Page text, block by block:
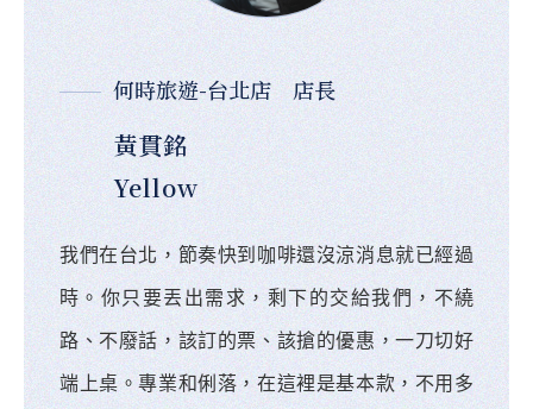
何時旅遊-台北店 店長
黃貫銘
Yellow
我們在台北，節奏快到咖啡還沒涼消息就已經過
時。你只要丟出需求，剩下的交給我們，不繞
路、不廢話，該訂的票、該搶的優惠，一刀切好
端上桌。專業和俐落，在這裡是基本款，不用多